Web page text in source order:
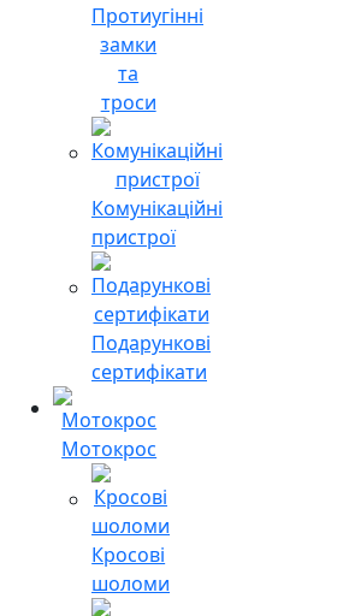
Протиугінні
замки
та
троси
Комунікаційні
пристрої
Подарункові
сертифікати
Мотокрос
Кросові
шоломи